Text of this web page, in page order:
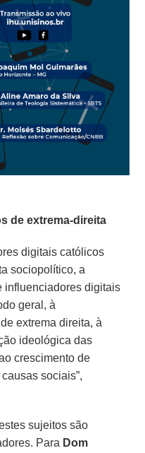
de extrema-direita
digitais católicos
sociopolítico, a
influenciadores digitais
geral, à
extrema direita, à
ideológica das
crescimento de
sociais”,
sujeitos são
Para Dom